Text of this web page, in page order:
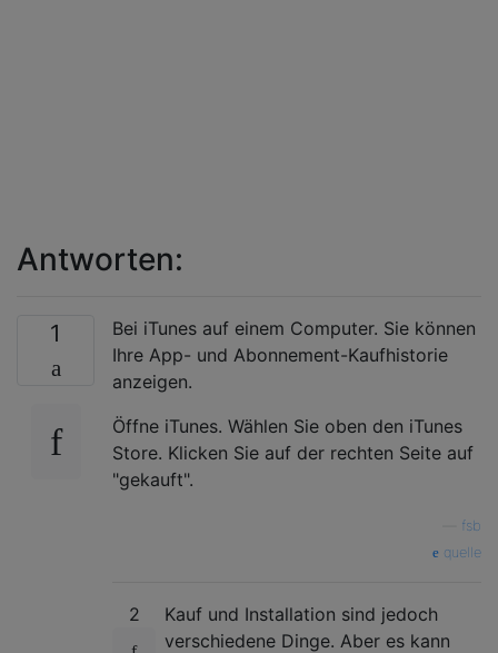
Antworten:
1
Bei iTunes auf einem Computer. Sie können
Ihre App- und Abonnement-Kaufhistorie
anzeigen.
Öffne iTunes. Wählen Sie oben den iTunes
Store. Klicken Sie auf der rechten Seite auf
"gekauft".
fsb
quelle
2
Kauf und Installation sind jedoch
verschiedene Dinge. Aber es kann